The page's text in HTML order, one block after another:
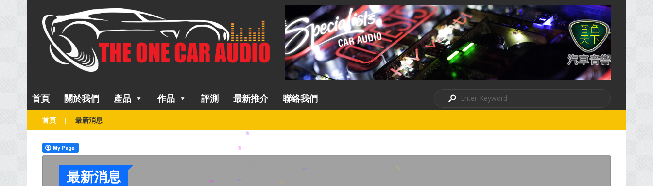
首頁 關於我們 產品 作品 評測 最新推介 聯絡我們
首頁 最新消息
最新消息